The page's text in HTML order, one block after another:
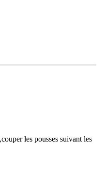
les pousses suivant les